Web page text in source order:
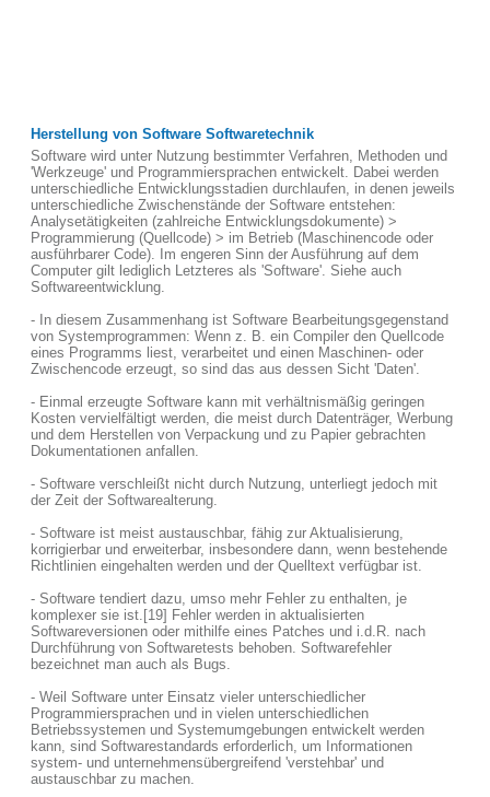
Herstellung von Software Softwaretechnik
Software wird unter Nutzung bestimmter Verfahren, Methoden und
'Werkzeuge' und Programmiersprachen entwickelt. Dabei werden
unterschiedliche Entwicklungsstadien durchlaufen, in denen jeweils
unterschiedliche Zwischenstände der Software entstehen:
Analysetätigkeiten (zahlreiche Entwicklungsdokumente) >
Programmierung (Quellcode) > im Betrieb (Maschinencode oder
ausführbarer Code). Im engeren Sinn der Ausführung auf dem
Computer gilt lediglich Letzteres als 'Software'. Siehe auch
Softwareentwicklung.
- In diesem Zusammenhang ist Software Bearbeitungsgegenstand
von Systemprogrammen: Wenn z. B. ein Compiler den Quellcode
eines Programms liest, verarbeitet und einen Maschinen- oder
Zwischencode erzeugt, so sind das aus dessen Sicht 'Daten'.
- Einmal erzeugte Software kann mit verhältnismäßig geringen
Kosten vervielfältigt werden, die meist durch Datenträger, Werbung
und dem Herstellen von Verpackung und zu Papier gebrachten
Dokumentationen anfallen.
- Software verschleißt nicht durch Nutzung, unterliegt jedoch mit
der Zeit der Softwarealterung.
- Software ist meist austauschbar, fähig zur Aktualisierung,
korrigierbar und erweiterbar, insbesondere dann, wenn bestehende
Richtlinien eingehalten werden und der Quelltext verfügbar ist.
- Software tendiert dazu, umso mehr Fehler zu enthalten, je
komplexer sie ist.[19] Fehler werden in aktualisierten
Softwareversionen oder mithilfe eines Patches und i.d.R. nach
Durchführung von Softwaretests behoben. Softwarefehler
bezeichnet man auch als Bugs.
- Weil Software unter Einsatz vieler unterschiedlicher
Programmiersprachen und in vielen unterschiedlichen
Betriebssystemen und Systemumgebungen entwickelt werden
kann, sind Softwarestandards erforderlich, um Informationen
system- und unternehmensübergreifend 'verstehbar' und
austauschbar zu machen.